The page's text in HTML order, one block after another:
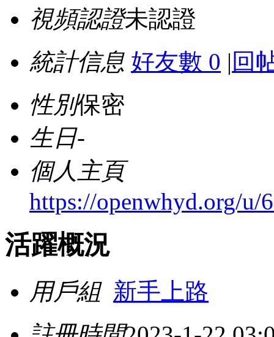
視頻認證未認證
統計信息 好友數 0 | 回
性別保密
生日-
個人主頁
https://openwhyd.org/u/
活躍概況
用戶組 新手上路